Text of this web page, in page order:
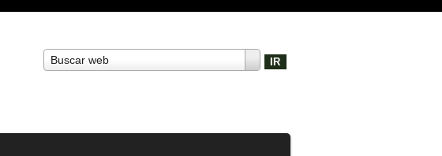
Buscar web